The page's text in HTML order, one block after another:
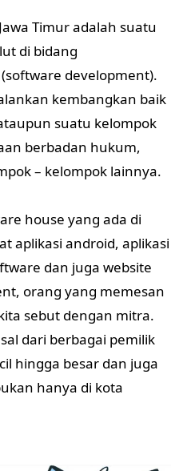
Timur adalah suatu
di bidang
development).
kembangkan baik
suatu kelompok
berbadan hukum,
– kelompok lainnya.
house yang ada di
aplikasi android, aplikasi
dan juga website
orang yang memesan
sebut dengan mitra.
dari berbagai pemilik
hingga besar dan juga
hanya di kota